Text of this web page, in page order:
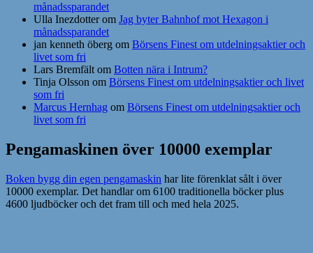
månadssparandet
Ulla Inezdotterom Jag byter Bahnhof mot Hexagon i
månadssparandet
jan kenneth öberg om Börsens Finest om utdelningsaktier och
livet som fri
Lars Bremfältom Botten nära i Intrum?
Tinja Olsson om Börsens Finest om utdelningsaktier och livet
som fri
Marcus Hernhag om Börsens Finest om utdelningsaktier och
livet som fri
Pengamaskinen över 10000 exemplar
Boken bygg din egen pengamaskin har lite förenklat sålt i över
10000 exemplar. Det handlar om 6100 traditionella böcker plus
4600 ljudböcker och det fram till och med hela 2025.